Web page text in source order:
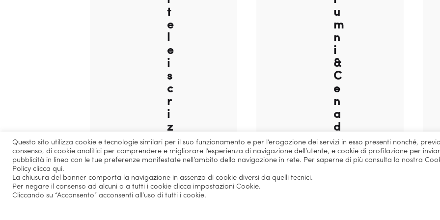
t
e
e
i
s
c
r
i
z
i
o
n
i
a
u
m
n
i
&
C
e
n
a
d
i
G
a
Questo sito utilizza cookie e tecnologie similari per il suo funzionamento e per l’erogazione dei servizi in esso presenti nonché, previo
consenso, di cookie analitici per comprendere e migliorare l’esperienza di navigazione dell’utente, e cookie di profilazione per
pubblicità in linea con le tue preferenze manifestate nell’ambito della navigazione in rete. Per saperne di più consulta la nostra
Policy clicca qui.
La chiusura del banner comporta la navigazione in assenza di cookie diversi da quelli tecnici.
Per negare il consenso ad alcuni o a tutti i cookie clicca impostazioni Cookie.
Cliccando su “Acconsento” acconsenti all’uso di tutti i cookie.